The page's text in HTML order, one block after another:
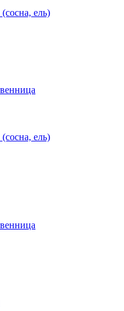
ель)
ель)